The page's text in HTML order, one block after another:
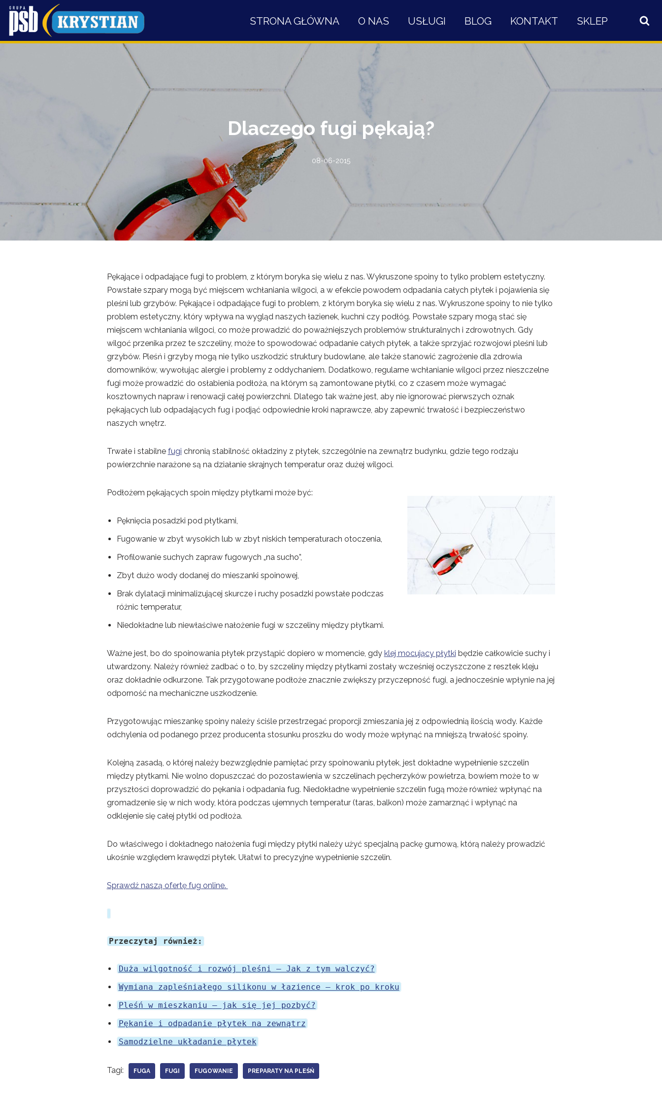
Przejdź
do
STRONA GŁÓWNA O NAS USŁUGI BLOG KONTAKT SKLEP
Dlaczego fugi pękają?
08-06-2015
Pękające i odpadające fugi to problem, z którym boryka się wielu z nas. Wykruszone spoiny to tylko problem estetyczny.
Powstałe szpary mogą być miejscem wchłaniania wilgoci, a w efekcie powodem odpadania całych płytek i pojawienia się
pleśni lub grzybów. Pękające i odpadające fugi to problem, z którym boryka się wielu z nas. Wykruszone spoiny to nie tylko
problem estetyczny, który wpływa na wygląd naszych łazienek, kuchni czy podłóg. Powstałe szpary mogą stać się
miejscem wchłaniania wilgoci, co może prowadzić do poważniejszych problemów strukturalnych i zdrowotnych. Gdy
wilgoć przenika przez te szczeliny, może to spowodować odpadanie całych płytek, a także sprzyjać rozwojowi pleśni lub
grzybów. Pleśń i grzyby mogą nie tylko uszkodzić struktury budowlane, ale także stanowić zagrożenie dla zdrowia
domowników, wywołując alergie i problemy z oddychaniem. Dodatkowo, regularne wchłanianie wilgoci przez nieszczelne
fugi może prowadzić do osłabienia podłoża, na którym są zamontowane płytki, co z czasem może wymagać
kosztownych napraw i renowacji całej powierzchni. Dlatego tak ważne jest, aby nie ignorować pierwszych oznak
pękających lub odpadających fug i podjąć odpowiednie kroki naprawcze, aby zapewnić trwałość i bezpieczeństwo
naszych wnętrz.
Trwałe i stabilne fugi chronią stabilność okładziny z płytek, szczególnie na zewnątrz budynku, gdzie tego rodzaju
powierzchnie narażone są na działanie skrajnych temperatur oraz dużej wilgoci.
Podłożem pękających spoin między płytkami może być:
Pęknięcia posadzki pod płytkami,
Fugowanie w zbyt wysokich lub w zbyt niskich temperaturach otoczenia,
Profilowanie suchych zapraw fugowych „na sucho”,
Zbyt dużo wody dodanej do mieszanki spoinowej,
Brak dylatacji minimalizującej skurcze i ruchy posadzki powstałe podczas
różnic temperatur,
Niedokładne lub niewłaściwe nałożenie fugi w szczeliny między płytkami.
Ważne jest, bo do spoinowania płytek przystąpić dopiero w momencie, gdy klej mocujący płytki będzie całkowicie suchy i
utwardzony. Należy również zadbać o to, by szczeliny między płytkami zostały wcześniej oczyszczone z resztek kleju
oraz dokładnie odkurzone. Tak przygotowane podłoże znacznie zwiększy przyczepność fugi, a jednocześnie wpłynie na jej
odporność na mechaniczne uszkodzenie.
Przygotowując mieszankę spoiny należy ściśle przestrzegać proporcji zmieszania jej z odpowiednią ilością wody. Każde
odchylenia od podanego przez producenta stosunku proszku do wody może wpłynąć na mniejszą trwałość spoiny.
Kolejną zasadą, o której należy bezwzględnie pamiętać przy spoinowaniu płytek, jest dokładne wypełnienie szczelin
między płytkami. Nie wolno dopuszczać do pozostawienia w szczelinach pęcherzyków powietrza, bowiem może to w
przyszłości doprowadzić do pękania i odpadania fug. Niedokładne wypełnienie szczelin fugą może również wpłynąć na
gromadzenie się w nich wody, która podczas ujemnych temperatur (taras, balkon) może zamarznąć i wpłynąć na
odklejenie się całej płytki od podłoża.
Do właściwego i dokładnego nałożenia fugi między płytki należy użyć specjalną packę gumową, którą należy prowadzić
ukośnie względem krawędzi płytek. Ułatwi to precyzyjne wypełnienie szczelin.
Sprawdź naszą ofertę fug online.
Przeczytaj również:
Duża wilgotność i rozwój pleśni – Jak z tym walczyć?
Wymiana zapleśniałego silikonu w łazience – krok po kroku
Pleśń w mieszkaniu – jak się jej pozbyć?
Pękanie i odpadanie płytek na zewnątrz
Samodzielne układanie płytek
Tagi: FUGA FUGI FUGOWANIE PREPARATY NA PLEŚŃ